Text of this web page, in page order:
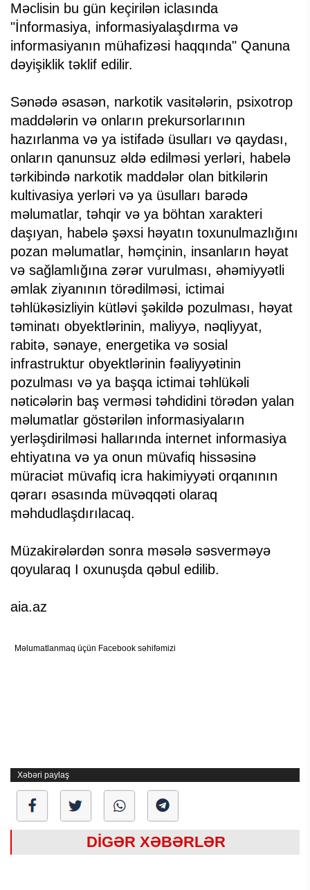
Məclisin bu gün keçirilən iclasında
"İnformasiya, informasiyalaşdırma və
informasiyanın mühafizəsi haqqında" Qanuna
dəyişiklik təklif edilir.
Sənədə əsasən, narkotik vasitələrin, psixotrop
maddələrin və onların prekursorlarının
hazırlanma və ya istifadə üsulları və qaydası,
onların qanunsuz əldə edilməsi yerləri, habelə
tərkibində narkotik maddələr olan bitkilərin
kultivasiya yerləri və ya üsulları barədə
məlumatlar, təhqir və ya böhtan xarakteri
daşıyan, habelə şəxsi həyatın toxunulmazlığını
pozan məlumatlar, həmçinin, insanların həyat
və sağlamlığına zərər vurulması, əhəmiyyətli
əmlak ziyanının törədilməsi, ictimai
təhlükəsizliyin kütləvi şəkildə pozulması, həyat
təminatı obyektlərinin, maliyyə, nəqliyyat,
rabitə, sənaye, energetika və sosial
infrastruktur obyektlərinin fəaliyyətinin
pozulması və ya başqa ictimai təhlükəli
nəticələrin baş verməsi təhdidini törədən yalan
məlumatlar göstərilən informasiyaların
yerləşdirilməsi hallarında internet informasiya
ehtiyatına və ya onun müvafiq hissəsinə
müraciət müvafiq icra hakimiyyəti orqanının
qərarı əsasında müvəqqəti olaraq
məhdudlaşdırılacaq.
Müzakirələrdən sonra məsələ səsverməyə
qoyularaq I oxunuşda qəbul edilib.
aia.az
Məlumatlanmaq üçün Facebook səhifəmizi
Xəbəri paylaş
DİGƏR XƏBƏRLƏR